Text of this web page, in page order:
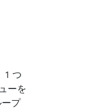
1 つ
ーを
プ